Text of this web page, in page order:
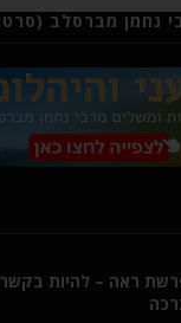
נחמן מברסלב
ראה – להיות